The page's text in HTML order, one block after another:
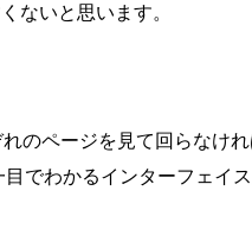
ないと思います。
のページを見て回らなけ
でわかるインターフェイス